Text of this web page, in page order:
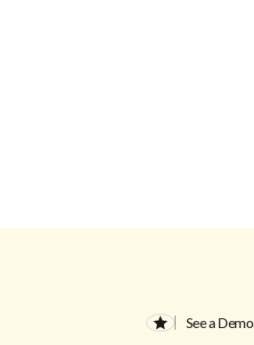
See a Demo